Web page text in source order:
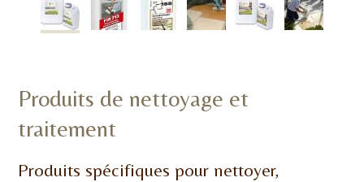
Produits de nettoyage et
traitement
Produits spécifiques pour nettoyer,